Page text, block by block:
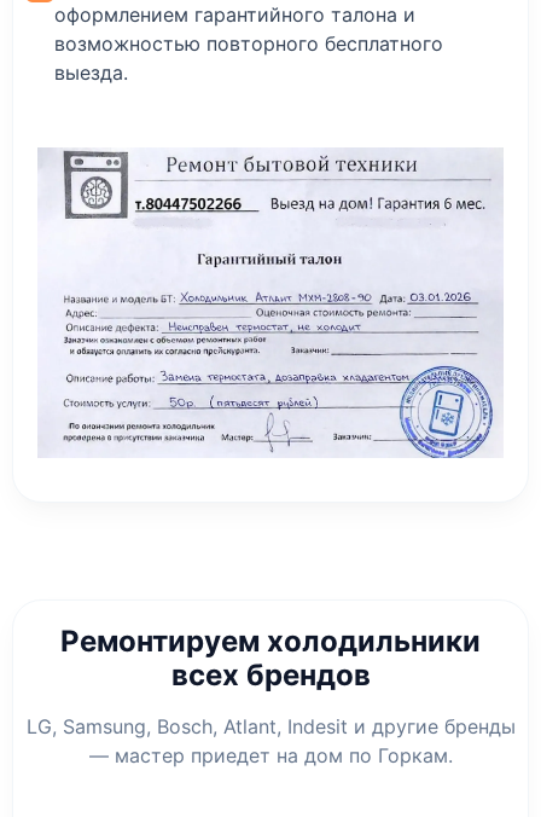
оформлением гарантийного талона и
возможностью повторного бесплатного
выезда.
Ремонтируем холодильники
всех брендов
LG, Samsung, Bosch, Atlant, Indesit и другие бренды
— мастер приедет на дом по Горкам.